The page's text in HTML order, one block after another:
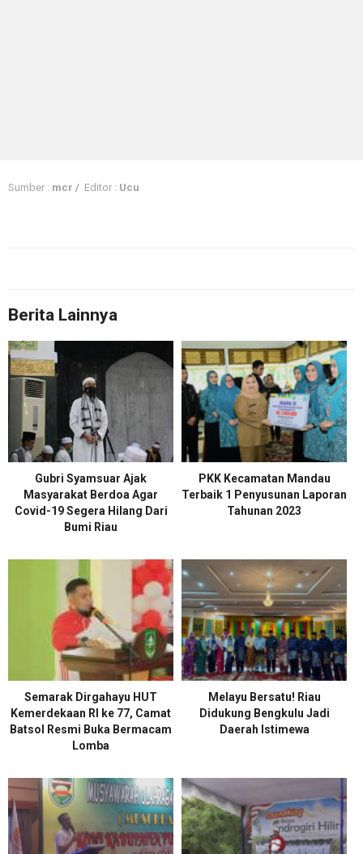
Sumber : mcr / Editor : Ucu
Berita Lainnya
Gubri Syamsuar Ajak
Masyarakat Berdoa Agar
Covid-19 Segera Hilang Dari
Bumi Riau
PKK Kecamatan Mandau
Terbaik 1 Penyusunan Laporan
Tahunan 2023
Semarak Dirgahayu HUT
Kemerdekaan RI ke 77, Camat
Batsol Resmi Buka Bermacam
Lomba
Melayu Bersatu! Riau
Didukung Bengkulu Jadi
Daerah Istimewa